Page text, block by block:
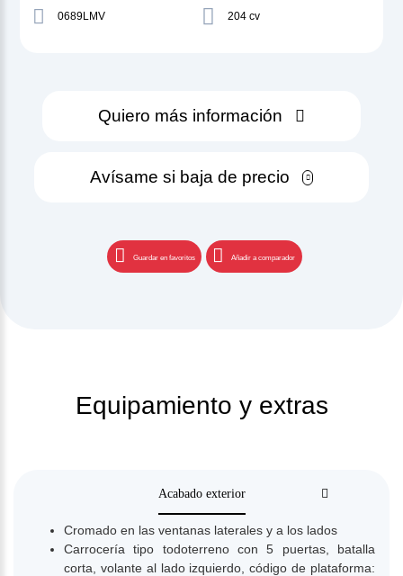
0689LMV 204 cv
Quiero más información
Avísame si baja de precio
Guardar en favoritos Añadir a comparador
Equipamiento y extras
Acabado exterior
Cromado en las ventanas laterales y a los lados
Carrocería tipo todoterreno con 5 puertas, batalla
corta, volante al lado izquierdo, código de plataforma: